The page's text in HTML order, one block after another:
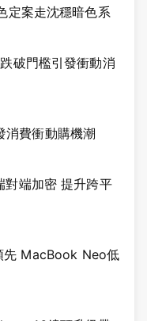
定案走沈穩暗色系
破門檻引發衝動消
費衝動購機潮
對端加密 提升跨平
先 MacBook Neo低